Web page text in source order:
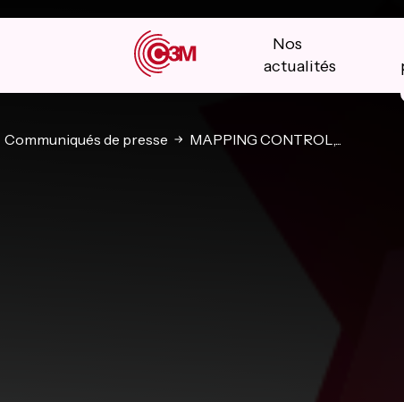
Nos
actualités
Communiqués de presse MAPPING CONTROL,...